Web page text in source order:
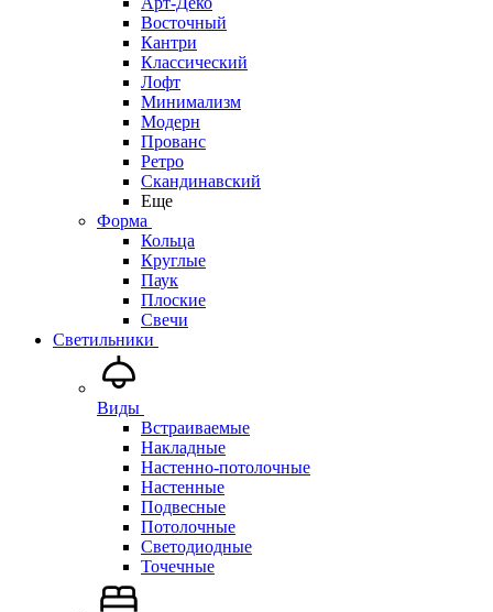
Восточный
Кантри
Классический
Лофт
Минимализм
Модерн
Прованс
Ретро
Скандинавский
Еще
Форма
Кольца
Круглые
Паук
Плоские
Свечи
Светильники
Виды
Встраиваемые
Накладные
Настенно-потолочные
Настенные
Подвесные
Потолочные
Светодиодные
Точечные